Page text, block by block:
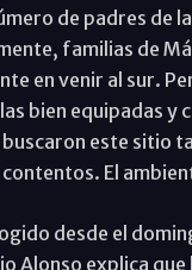
de padres de
familias de
en venir al sur.
bien equipadas y
este sitio
contentos. El
desde el
Alonso explica